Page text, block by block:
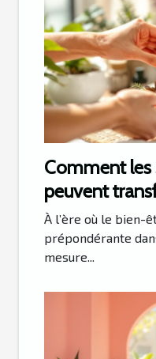
Comment les
peuvent
routine de
À l’ère où le bien-
prépondérante
mesure...